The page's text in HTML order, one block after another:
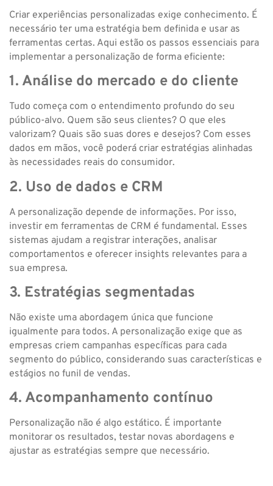
Criar experiências personalizadas exige conhecimento. É
necessário ter uma estratégia bem definida e usar as
ferramentas certas. Aqui estão os passos essenciais para
implementar a personalização de forma eficiente:
1. Análise do mercado e do cliente
Tudo começa com o entendimento profundo do seu
público-alvo. Quem são seus clientes? O que eles
valorizam? Quais são suas dores e desejos? Com esses
dados em mãos, você poderá criar estratégias alinhadas
às necessidades reais do consumidor.
2. Uso de dados e CRM
A personalização depende de informações. Por isso,
investir em ferramentas de CRM é fundamental. Esses
sistemas ajudam a registrar interações, analisar
comportamentos e oferecer insights relevantes para a
sua empresa.
3. Estratégias segmentadas
Não existe uma abordagem única que funcione
igualmente para todos. A personalização exige que as
empresas criem campanhas específicas para cada
segmento do público, considerando suas características e
estágios no funil de vendas.
4. Acompanhamento contínuo
Personalização não é algo estático. É importante
monitorar os resultados, testar novas abordagens e
ajustar as estratégias sempre que necessário.